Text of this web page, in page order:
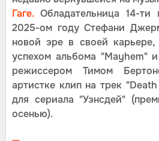
Гаге.Обладательница 14-ти
2025-ом году Стефани
новой эре в своей карьере,
успехом альбома "Mayhem"
режиссером Тимом
артистке клип на трек
для сериала "Уэнсдей"
осенью).